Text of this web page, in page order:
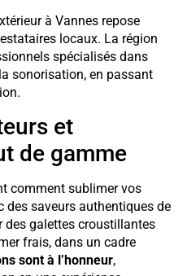
à Vannes repose
locaux. La région
spécialisés dans
sonorisation, en passant
et
de gamme
comment sublimer vos
des saveurs authentiques de
des galettes croustillantes
frais, dans un cadre
sont à l’honneur,